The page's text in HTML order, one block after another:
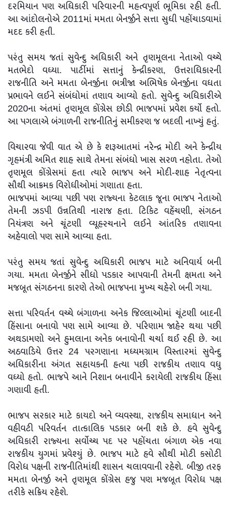
દરમિયાન પણ અધિકારી પરિવારની મહત્વપૂર્ણ ભૂમિકા રહી હતી.
આ આંદોલનોએ 2011માં મમતા બેનર્જીને સત્તા સુધી પહોંચાડવામાં
મદદ કરી હતી.
પરંતુ સમય જતાં સુવેન્દુ અધિકારી અને તૃણમૂલના નેતાઓ વચ્ચે
મતભેદો વધ્યા. પાર્ટીમાં સત્તાનું કેન્દ્રીકરણ, ઉત્તરાધિકારની
રાજનીતિ અને મમતા બેનર્જીના ભત્રીજા અભિષેક બેનર્જીના વધતા
પ્રભાવને લઈને સંબંધોમાં તણાવ આવ્યો હતો. સુવેન્દુ અધિકારીએ
2020ના અંતમાં તૃણમૂલ કોંગ્રેસ છોડી ભાજપમાં પ્રવેશ કર્યો હતો.
આ પગલાએ બંગાળની રાજનીતિનું સમીકરણ જ બદલી નાખ્યું હતું.
વિચારવા જેવી વાત એ છે કે શરૂઆતમાં નરેન્દ્ર મોદી અને કેન્દ્રીય
ગૃહમંત્રી અમિત શાહ સાથે તેમના સંબંધો ખાસ સરળ નહોતા. તેઓ
તૃણમૂલ કોંગ્રેસમાં હતા ત્યારે ભાજપ અને મોદી-શાહ નેતૃત્વના
સૌથી આક્રમક વિરોધીઓમાં ગણાતા હતા.
ભાજપમાં આવ્યા પછી પણ રાજ્યના કેટલાક જૂના ભાજપ નેતાઓ
તેમની ઝડપી ઉન્નતિથી નારાજ હતા. ટિકિટ વહેંચણી, સંગઠન
નિયંત્રણ અને ચૂંટણી વ્યૂહરચનાને લઈને આંતરિક તણાવના
અહેવાલો પણ સામે આવ્યા હતા.
પરંતુ સમય જતાં સુવેન્દુ અધિકારી ભાજપ માટે અનિવાર્ય બની
ગયા. મમતા બેનર્જીને સીધો પડકાર આપવાની તેમની ક્ષમતા અને
મજબૂત સંગઠનના કારણે તેઓ ભાજપના મુખ્ય ચહેરો બની ગયા.
સત્તા પરિવર્તન વચ્ચે બંગાળના અનેક જિલ્લાઓમાં ચૂંટણી બાદની
હિંસાના બનાવો પણ સામે આવ્યા છે. પરિણામ જાહેર થયા પછી
અથડામણો અને હુમલાના અનેક બનાવોની ચર્ચા થઈ રહી છે. આ
અઠવાડિયે ઉત્તર 24 પરગણાના મધ્યમગ્રામ વિસ્તારમાં સુવેન્દુ
અધિકારીના અંગત સહાયકની હત્યા પછી રાજકીય તણાવ વધુ
વધ્યો હતો. ભાજપે આને નિશાન બનાવીને કરાયેલી રાજકીય હિંસા
ગણાવી હતી.
ભાજપ સરકાર માટે કાયદો અને વ્યવસ્થા, રાજકીય સમાધાન અને
વહીવટી પરિવર્તન તાત્કાલિક પડકાર બની શકે છે. હવે સુવેન્દુ
અધિકારી રાજ્યના સર્વોચ્ચ પદ પર પહોંચતા બંગાળ એક નવા
રાજકીય યુગમાં પ્રવેશ્યું છે. ભાજપ માટે હવે સૌથી મોટી કસોટી
વિરોધ પક્ષની રાજનીતિમાંથી શાસન ચલાવવાની રહેશે. બીજી તરફ
મમતા બેનર્જી અને તૃણમૂલ કોંગ્રેસ હજુ પણ મજબૂત વિરોધ પક્ષ
તરીકે સક્રિય રહેશે.